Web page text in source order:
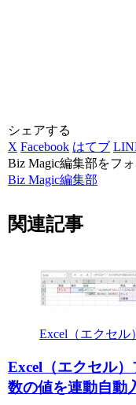
シェアする
X Facebook はてブ
Biz Magic編集部をフ
Biz Magic編集部
関連記事
Excel（エクセル）
Excel（エクセル
数の値を連動自動